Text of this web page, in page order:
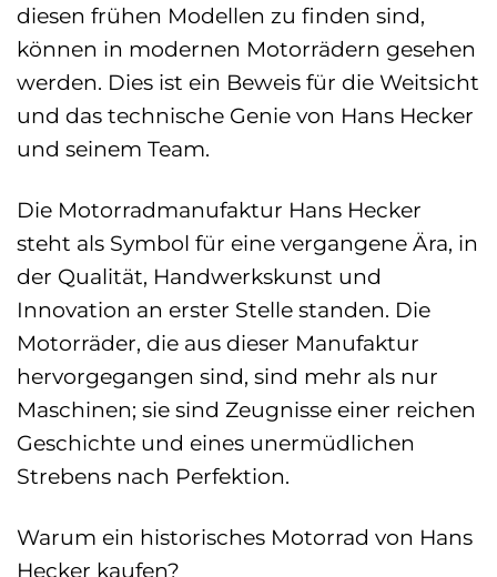
diesen frühen Modellen zu finden sind,
können in modernen Motorrädern gesehen
werden. Dies ist ein Beweis für die Weitsicht
und das technische Genie von Hans Hecker
und seinem Team.
Die Motorradmanufaktur Hans Hecker
steht als Symbol für eine vergangene Ära, in
der Qualität, Handwerkskunst und
Innovation an erster Stelle standen. Die
Motorräder, die aus dieser Manufaktur
hervorgegangen sind, sind mehr als nur
Maschinen; sie sind Zeugnisse einer reichen
Geschichte und eines unermüdlichen
Strebens nach Perfektion.
Warum ein historisches Motorrad von Hans
Hecker kaufen?